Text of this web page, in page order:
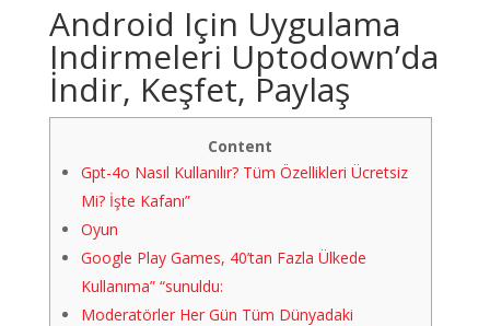
Android Için Uygulama
Indirmeleri Uptodown’da
İndir, Keşfet, Paylaş
Content
Gpt-4o Nasıl Kullanılır? Tüm Özellikleri Ücretsiz
Mi? İşte Kafanı”
Oyun
Google Play Games, 40’tan Fazla Ülkede
Kullanıma” “sunuldu:
Moderatörler Her Gün Tüm Dünyadaki